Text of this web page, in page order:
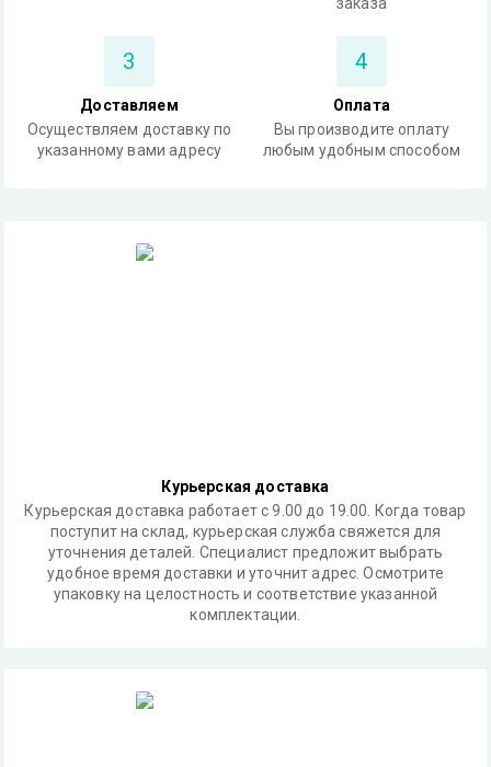
3
Доставляем
Осуществляем доставку по
указанному вами адресу
4
Оплата
Вы производите оплату
любым удобным способом
Курьерская доставка
Курьерская доставка работает с 9.00 до 19.00. Когда товар
поступит на склад, курьерская служба свяжется для
уточнения деталей. Специалист предложит выбрать
удобное время доставки и уточнит адрес. Осмотрите
упаковку на целостность и соответствие указанной
комплектации.